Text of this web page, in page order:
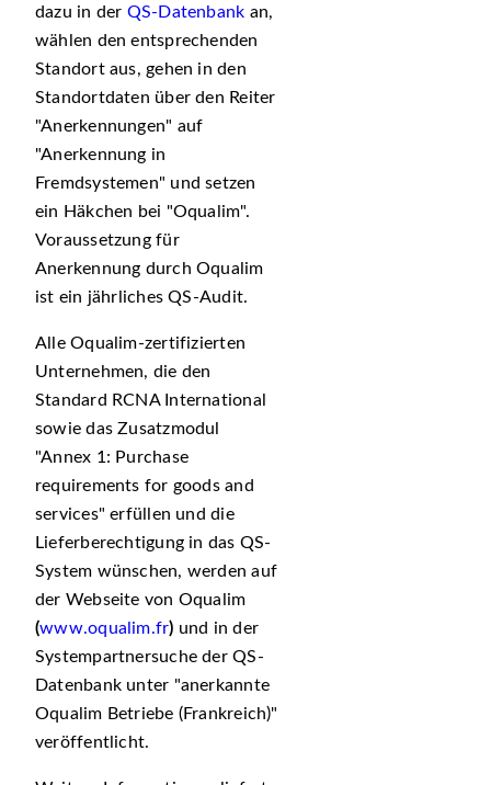
dazu in der QS-Datenbank an,
wählen den entsprechenden
Standort aus, gehen in den
Standortdaten über den Reiter
Anerkennungen
auf
Anerkennung in
Fremdsystemen
und setzen
ein Häkchen bei
Oqualim .
Voraussetzung für
Anerkennung durch Oqualim
ist ein jährliches QS-Audit.
Alle Oqualim-zertifizierten
Unternehmen, die den
Standard RCNA International
sowie das Zusatzmodul
Annex 1: Purchase
requirements for goods and
services
erfüllen und die
Lieferberechtigung in das QS-
System wünschen, werden auf
der Webseite von Oqualim
(www.oqualim.fr) und in der
Systempartnersuche der QS-
Datenbank unter
anerkannte
Oqualim Betriebe (Frankreich)
veröffentlicht.